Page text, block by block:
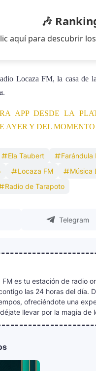
y Ricky Martin unen
festival
🎶
aquí para descubrir
Locaza FM, la casa de
APP DESDE LA
AYER Y DEL MOMENTO
Ela Taubert
Farándula
Locaza FM
Música
Radio de Tarapoto
Telegram
FM es tu estación de radio
las 24 horas del día.
ofreciéndote una
llevar por la magia de